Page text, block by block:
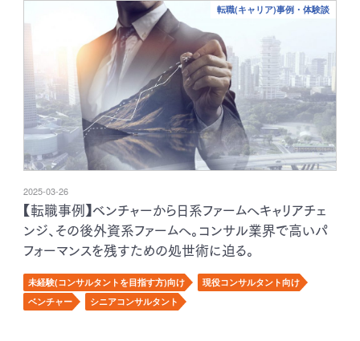
転職(キャリア)事例・体験談
2025-03-26
【転職事例】ベンチャーから日系ファームへキャリアチェ
ンジ、その後外資系ファームへ。コンサル業界で高いパ
フォーマンスを残すための処世術に迫る。
未経験(コンサルタントを目指す方)向け
現役コンサルタント向け
ベンチャー
シニアコンサルタント